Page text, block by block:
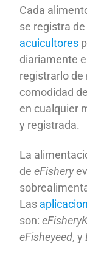
Cada
se registra
acuicultores
diariamente
registrarlo
comodidad
en cualquier
y registrada.
La
deeFishery
Las
son:
eFisheyeed, y